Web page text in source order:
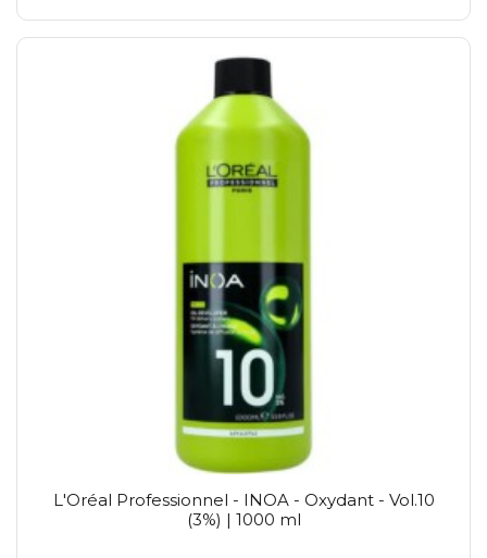
L'Oréal Professionnel - INOA - Oxydant - Vol.10
(3%) | 1000 ml